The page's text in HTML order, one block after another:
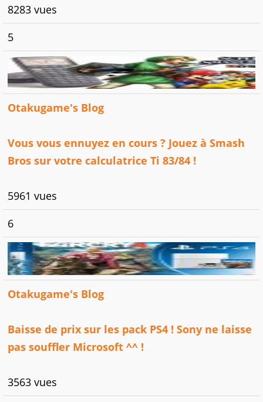
8283 vues
5
Otakugame's Blog
Vous vous ennuyez en cours ? Jouez à Smash
Bros sur votre calculatrice Ti 83/84 !
5961 vues
6
Otakugame's Blog
Baisse de prix sur les pack PS4 ! Sony ne laisse
pas souffler Microsoft ^^ !
3563 vues